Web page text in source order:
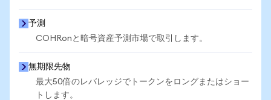
予測
COHRonと暗号資産予測市場で取引します。
無期限先物
最大50倍のレバレッジでトークンをロングまたはショー
トします。